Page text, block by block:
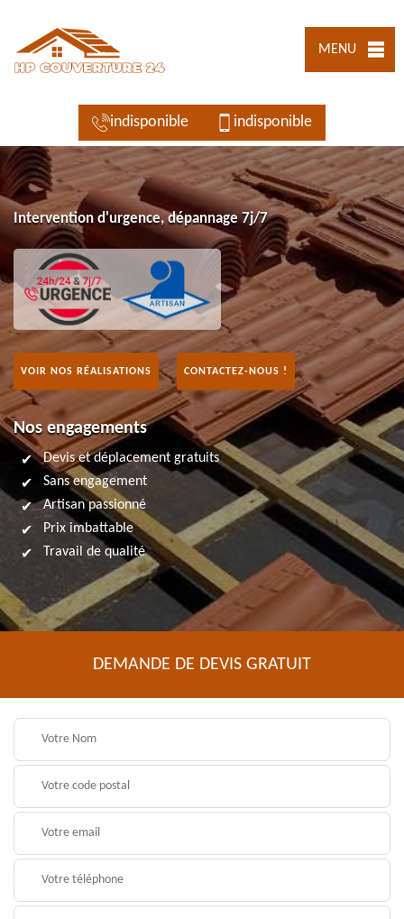
MENU
indisponible indisponible
Intervention d'urgence, dépannage 7j/7
VOIR NOS RÉALISATIONS CONTACTEZ-NOUS !
Nos engagements
Devis et déplacement gratuits
Sans engagement
Artisan passionné
Prix imbattable
Travail de qualité
DEMANDE DE DEVIS GRATUIT